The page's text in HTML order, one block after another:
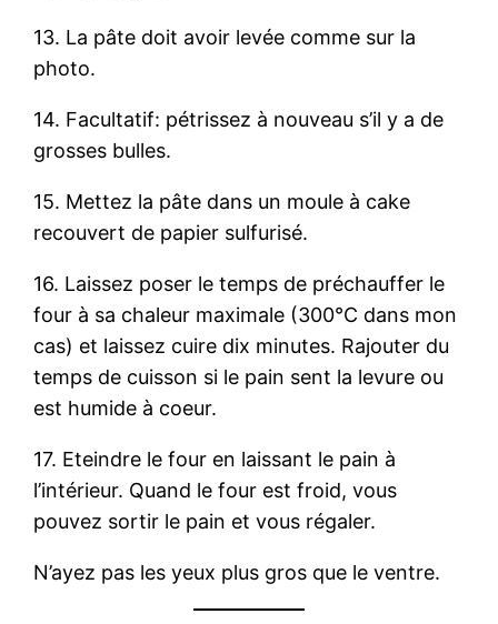
13. La pâte doit avoir levée comme sur la
photo.
14. Facultatif: pétrissez à nouveau s’il y a de
grosses bulles.
15. Mettez la pâte dans un moule à cake
recouvert de papier sulfurisé.
16. Laissez poser le temps de préchauffer le
four à sa chaleur maximale (300°C dans mon
cas) et laissez cuire dix minutes. Rajouter du
temps de cuisson si le pain sent la levure ou
est humide à coeur.
17. Eteindre le four en laissant le pain à
l’intérieur. Quand le four est froid, vous
pouvez sortir le pain et vous régaler.
N’ayez pas les yeux plus gros que le ventre.